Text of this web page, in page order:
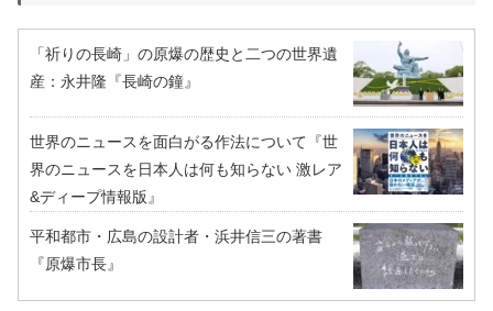
「祈りの長崎」の原爆の歴史と二つの世界遺
産：永井隆『長崎の鐘』
世界のニュースを面白がる作法について『世
界のニュースを日本人は何も知らない 激レア
&ディープ情報版』
平和都市・広島の設計者・浜井信三の著書
『原爆市長』